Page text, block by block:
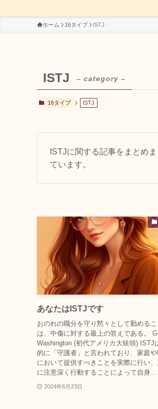
ホーム 16タイプ ISTJ
ISTJ – category –
16タイプ ISTJ
ISTJに関する記事をまとめ
ています。
あなたはISTJです
おのれの職分を守り黙々として勤めるこ
は、中傷に対する最上の答えである。
Washington (初代アメリカ大統領) ISTJ
的に「守護者」と言われており、家庭
において提供すべきことを実際に行い
に注意深く行動することによって自身...
2024年6月23日